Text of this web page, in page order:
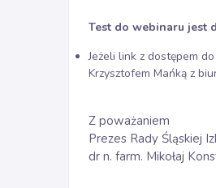
Test do webinaru jest
Jeżeli link z dostępem
Krzysztofem Mańką z
Z poważaniem
Prezes Rady Śląskiej
dr n. farm. Mikołaj